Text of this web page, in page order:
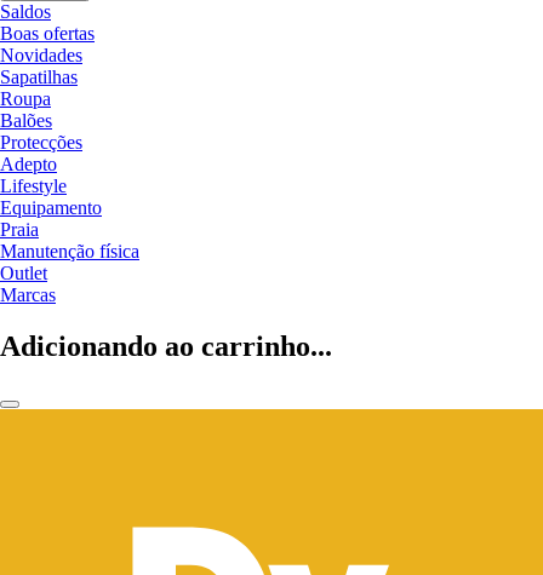
Saldos
Boas ofertas
Novidades
Sapatilhas
Roupa
Balões
Protecções
Adepto
Lifestyle
Equipamento
Praia
Manutenção física
Outlet
Marcas
Adicionando ao carrinho...